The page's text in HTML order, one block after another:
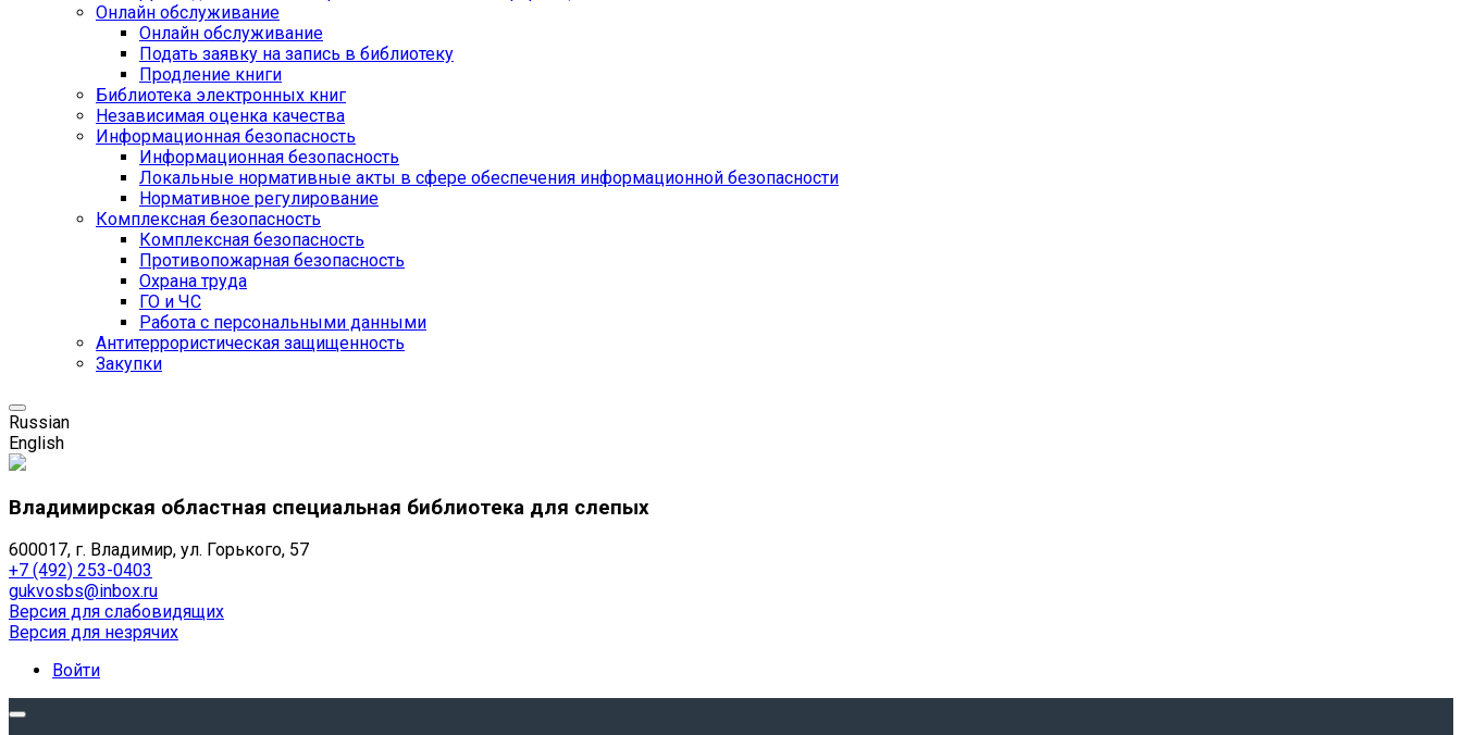
Онлайн обслуживание
Онлайн обслуживание
Подать заявку на запись в библиотеку
Продление книги
Библиотека электронных книг
Независимая оценка качества
Информационная безопасность
Информационная безопасность
Локальные нормативные акты в сфере обеспечения информационной безопасности
Нормативное регулирование
Комплексная безопасность
Комплексная безопасность
Противопожарная безопасность
Охрана труда
ГО и ЧС
Работа с персональными данными
Антитеррористическая защищенность
Закупки
Russian
English
Владимирская областная специальная библиотека для слепых
600017, г. Владимир, ул. Горького, 57
+7 (492) 253-0403
gukvosbs@inbox.ru
Версия для слабовидящих
Версия для незрячих
Войти